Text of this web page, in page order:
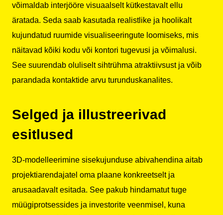
võimaldab interjööre visuaalselt kütkestavalt ellu
äratada. Seda saab kasutada realistlike ja hoolikalt
kujundatud ruumide visualiseeringute loomiseks, mis
näitavad kõiki kodu või kontori tugevusi ja võimalusi.
See suurendab oluliselt sihtrühma atraktiivsust ja võib
parandada kontaktide arvu turunduskanalites.
Selged ja illustreerivad
esitlused
3D-modelleerimine sisekujunduse abivahendina aitab
projektiarendajatel oma plaane konkreetselt ja
arusaadavalt esitada. See pakub hindamatut tuge
müügiprotsessides ja investorite veenmisel, kuna